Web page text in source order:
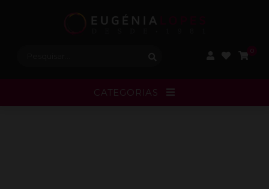
CATEGORIAS